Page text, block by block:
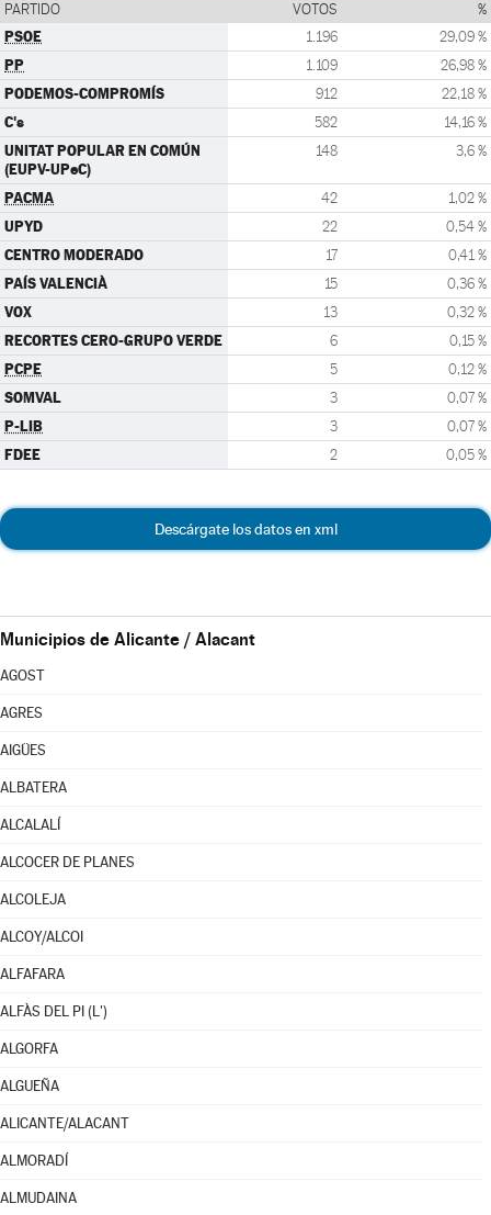
PARTIDO VOTOS %
PSOE 1.196 29,09 %
PP 1.109 26,98 %
PODEMOS-COMPROMÍS 912 22,18 %
C's 582 14,16 %
UNITAT POPULAR EN COMÚN
(EUPV-UPeC)
148 3,6 %
PACMA 42 1,02 %
UPYD 22 0,54 %
CENTRO MODERADO 17 0,41 %
PAÍS VALENCIÀ 15 0,36 %
VOX 13 0,32 %
RECORTES CERO-GRUPO VERDE 6 0,15 %
PCPE 5 0,12 %
SOMVAL 3 0,07 %
P-LIB 3 0,07 %
FDEE 2 0,05 %
Descárgate los datos en xml
Municipios de Alicante / Alacant
AGOST
AGRES
AIGÜES
ALBATERA
ALCALALÍ
ALCOCER DE PLANES
ALCOLEJA
ALCOY/ALCOI
ALFAFARA
ALFÀS DEL PI (L')
ALGORFA
ALGUEÑA
ALICANTE/ALACANT
ALMORADÍ
ALMUDAINA